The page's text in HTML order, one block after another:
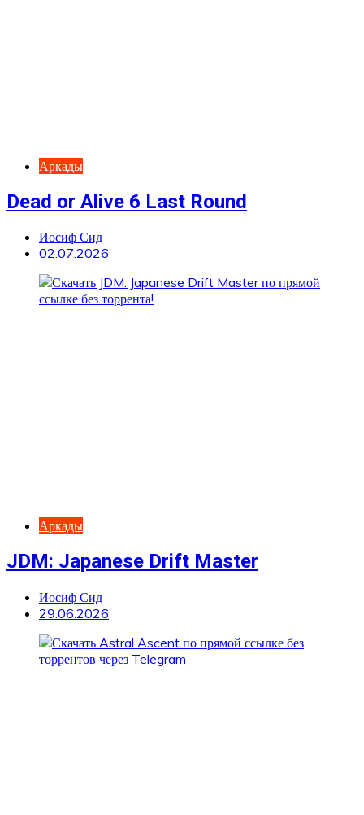
Аркады
Dead or Alive 6 Last Round
Иосиф Сид
02.07.2026
Аркады
JDM: Japanese Drift Master
Иосиф Сид
29.06.2026